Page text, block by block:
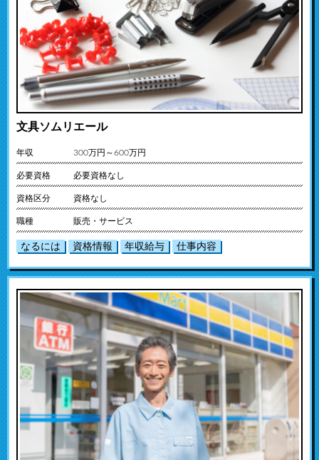
文具ソムリエール
年収 300万円～600万円
必要資格 必要資格なし
資格区分 資格なし
職種 販売・サービス
なるには 資格情報 年収給与 仕事内容